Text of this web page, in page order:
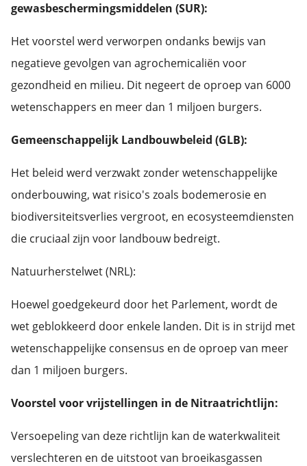
gewasbeschermingsmiddelen (SUR):
Het voorstel werd verworpen ondanks bewijs van
negatieve gevolgen van agrochemicaliën voor
gezondheid en milieu. Dit negeert de oproep van 6000
wetenschappers en meer dan 1 miljoen burgers.
Gemeenschappelijk Landbouwbeleid (GLB):
Het beleid werd verzwakt zonder wetenschappelijke
onderbouwing, wat risico's zoals bodemerosie en
biodiversiteitsverlies vergroot, en ecosysteemdiensten
die cruciaal zijn voor landbouw bedreigt.
Natuurherstelwet (NRL):
Hoewel goedgekeurd door het Parlement, wordt de
wet geblokkeerd door enkele landen. Dit is in strijd met
wetenschappelijke consensus en de oproep van meer
dan 1 miljoen burgers.
Voorstel voor vrijstellingen in de Nitraatrichtlijn:
Versoepeling van deze richtlijn kan de waterkwaliteit
verslechteren en de uitstoot van broeikasgassen